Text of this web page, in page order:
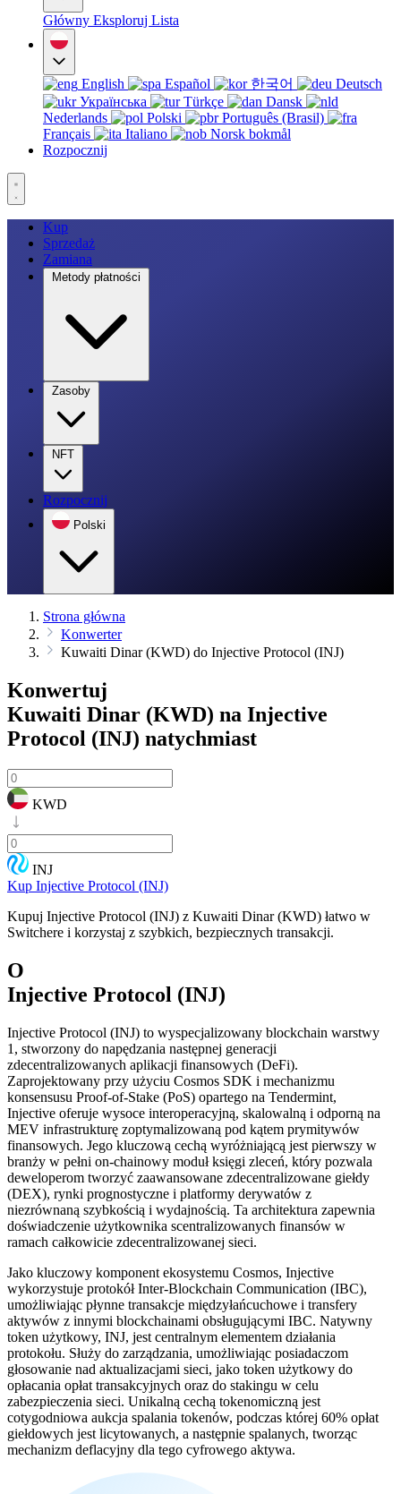
Główny Eksploruj Lista
English Español 한국어
Deutsch
Українська
Türkçe
Dansk
Nederlands
Polski
Português (Brasil)
Français
Italiano
Norsk bokmål
Rozpocznij
Kup
Sprzedaż
Zamiana
Metody płatności
Zasoby
NFT
Rozpocznij
Polski
Strona główna
Konwerter
Kuwaiti Dinar (KWD) do Injective Protocol (INJ)
Konwertuj
Kuwaiti Dinar (KWD) na Injective
Protocol (INJ) natychmiast
KWD
INJ
Kup Injective Protocol (INJ)
Kupuj Injective Protocol (INJ) z Kuwaiti Dinar (KWD) łatwo w
Switchere i korzystaj z szybkich, bezpiecznych transakcji.
O
Injective Protocol (INJ)
Injective Protocol (INJ) to wyspecjalizowany blockchain warstwy
1, stworzony do napędzania następnej generacji
zdecentralizowanych aplikacji finansowych (DeFi).
Zaprojektowany przy użyciu Cosmos SDK i mechanizmu
konsensusu Proof-of-Stake (PoS) opartego na Tendermint,
Injective oferuje wysoce interoperacyjną, skalowalną i odporną na
MEV infrastrukturę zoptymalizowaną pod kątem prymitywów
finansowych. Jego kluczową cechą wyróżniającą jest pierwszy w
branży w pełni on-chainowy moduł księgi zleceń, który pozwala
deweloperom tworzyć zaawansowane zdecentralizowane giełdy
(DEX), rynki prognostyczne i platformy derywatów z
niezrównaną szybkością i wydajnością. Ta architektura zapewnia
doświadczenie użytkownika scentralizowanych finansów w
ramach całkowicie zdecentralizowanej sieci.
Jako kluczowy komponent ekosystemu Cosmos, Injective
wykorzystuje protokół Inter-Blockchain Communication (IBC),
umożliwiając płynne transakcje międzyłańcuchowe i transfery
aktywów z innymi blockchainami obsługującymi IBC. Natywny
token użytkowy, INJ, jest centralnym elementem działania
protokołu. Służy do zarządzania, umożliwiając posiadaczom
głosowanie nad aktualizacjami sieci, jako token użytkowy do
opłacania opłat transakcyjnych oraz do stakingu w celu
zabezpieczenia sieci. Unikalną cechą tokenomiczną jest
cotygodniowa aukcja spalania tokenów, podczas której 60% opłat
giełdowych jest licytowanych, a następnie spalanych, tworząc
mechanizm deflacyjny dla tego cyfrowego aktywa.